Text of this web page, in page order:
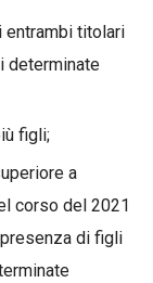
entrambi titolari
determinate
figli;
a
corso del 2021
di figli